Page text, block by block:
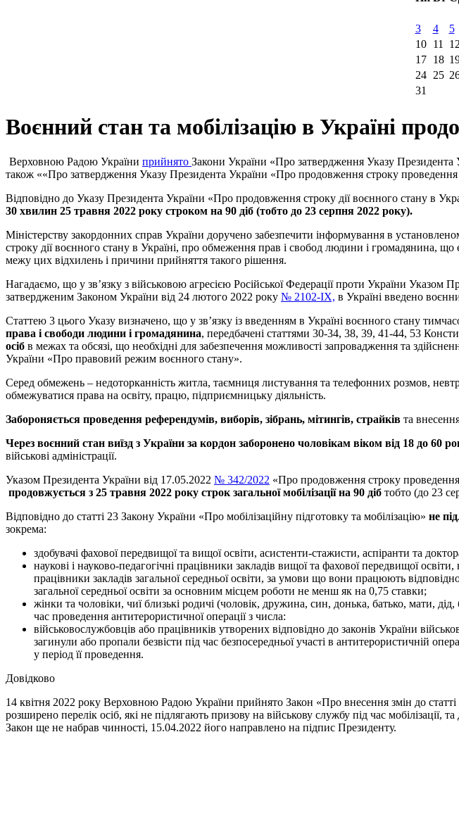
3
4 5
10
11 12
17
18
24
25
31
Воєнний стан та мобілізацію в Україні
Верховною Радою України прийнято Закони України «Про затвердження Указу Президента
також ««Про затвердження Указу Президента України «Про продовження строку проведення
Відповідно до Указу Президента України «Про продовження строку дії воєнного стану в
30 хвилин 25 травня 2022 року строком на 90 діб (тобто до 23 серпня 2022 року).
Міністерству закордонних справ України доручено забезпечити інформування в
строку дії воєнного стану в Україні, про обмеження прав і свобод людини і громадянина,
межу цих відхилень і причини прийняття такого рішення.
Нагадаємо, що у зв’язку з військовою агресією Російської Федерації проти України
затвердженим Законом України від 24 лютого 2022 року № 2102-IX, в Україні введено
Статтею 3 цього Указу визначено, що у зв’язку із введенням в Україні воєнного стану
права і свободи людини і громадянина, передбачені статтями 30-34, 38, 39, 41-44, 53
осіб в межах та обсязі, що необхідні для забезпечення можливості запровадження та
України «Про правовий режим воєнного стану».
Серед обмежень – недоторканність житла, таємниця листування та телефонних розмов,
обмежуватися права на освіту, працю, підприємницьку діяльність.
Забороняється проведення референдумів, виборів, зібрань, мітингів, страйків та
Через воєнний стан виїзд з України за кордон заборонено чоловікам віком від 18 до 60
військові адміністрації.
Указом Президента України від 17.05.2022 № 342/2022 «Про продовження строку
продовжується з 25 травня 2022 року строк загальної мобілізації на 90 діб тобто (до 23
Відповідно до статті 23 Закону України «Про мобілізаційну підготовку та мобілізацію» не
зокрема:
здобувачі фахової передвищої та вищої освіти, асистенти-стажисти, аспіранти та
наукові і науково-педагогічні працівники закладів вищої та фахової передвищої
працівники закладів загальної середньої освіти, за умови що вони працюють
загальної середньої освіти за основним місцем роботи не менш як на 0,75 ставки;
жінки та чоловіки, чиї близькі родичі (чоловік, дружина, син, донька, батько, мати,
час проведення антитерористичної операції з числа:
військовослужбовців або працівників утворених відповідно до законів України
загинули або пропали безвісти під час безпосередньої участі в антитерористичній
у період її проведення.
Довідково
14 квітня 2022 року Верховною Радою України прийнято Закон «Про внесення змін до
розширено перелік осіб, які не підлягають призову на військову службу під час
Закон ще не набрав чинності, 15.04.2022 його направлено на підпис Президенту.